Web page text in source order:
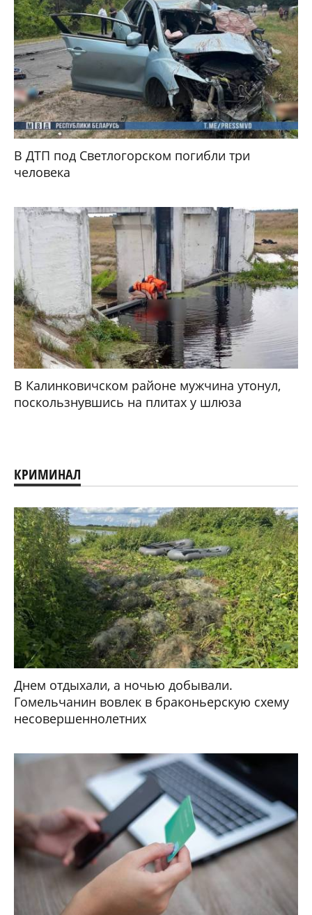
В ДТП под Светлогорском погибли три
человека
В Калинковичском районе мужчина утонул,
поскользнувшись на плитах у шлюза
КРИМИНАЛ
Днем отдыхали, а ночью добывали.
Гомельчанин вовлек в браконьерскую схему
несовершеннолетних